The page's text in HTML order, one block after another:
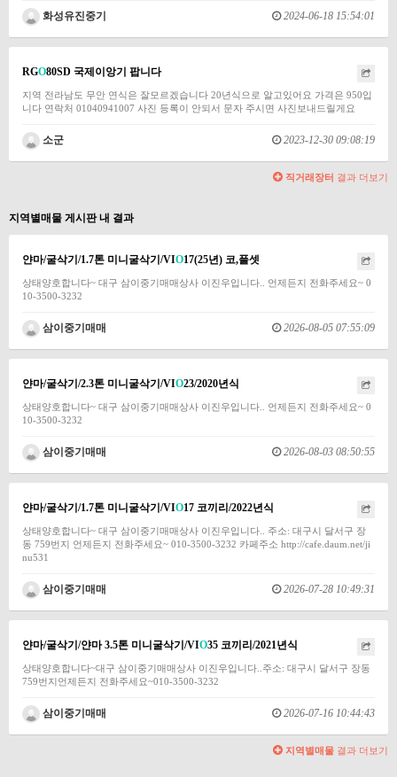
화성유진중기 2024-06-18 15:54:01
RGO80SD 국제이앙기 팝니다
지역 전라남도 무안 연식은 잘모르겠습니다 20년식으로 알고있어요 가격은 950입
니다 연락처 01040941007 사진 등록이 안되서 문자 주시면 사진보내드릴게요
소군 2023-12-30 09:08:19
직거래장터 결과 더보기
지역별매물 게시판 내 결과
얀마/굴삭기/1.7톤 미니굴삭기/VIO17(25년) 코,풀셋
상태양호합니다~ 대구 삼이중기매매상사 이진우입니다.. 언제든지 전화주세요~ 0
10-3500-3232
삼이중기매매 2026-08-05 07:55:09
얀마/굴삭기/2.3톤 미니굴삭기/VIO23/2020년식
상태양호합니다~ 대구 삼이중기매매상사 이진우입니다.. 언제든지 전화주세요~ 0
10-3500-3232
삼이중기매매 2026-08-03 08:50:55
얀마/굴삭기/1.7톤 미니굴삭기/VIO17 코끼리/2022년식
상태양호합니다~ 대구 삼이중기매매상사 이진우입니다.. 주소: 대구시 달서구 장
동 759번지 언제든지 전화주세요~ 010-3500-3232 카페주소 http://cafe.daum.net/ji
nu531
삼이중기매매 2026-07-28 10:49:31
얀마/굴삭기/얀마 3.5톤 미니굴삭기/VIO35 코끼리/2021년식
상태양호합니다~대구 삼이중기매매상사 이진우입니다..주소: 대구시 달서구 장동
759번지언제든지 전화주세요~010-3500-3232
삼이중기매매 2026-07-16 10:44:43
지역별매물 결과 더보기